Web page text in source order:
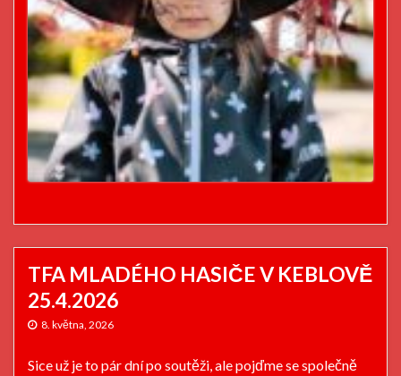
TFA MLADÉHO HASIČE V KEBLOVĚ
25.4.2026
8. května, 2026
Sice už je to pár dní po soutěži, ale pojďme se společně